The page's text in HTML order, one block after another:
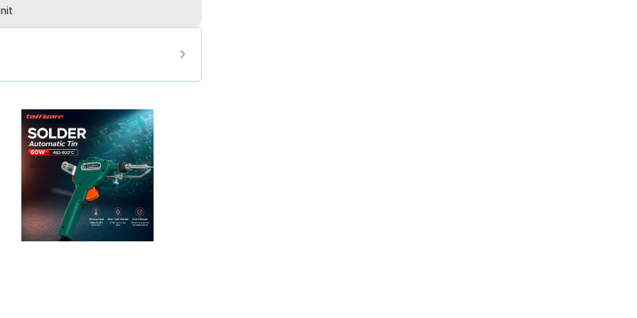
ke catu daya. Namun, solder yang
saklar juga membantu mengontrol
tahan lama. Pada bagian tip
terhadap panas yang baik sehingga
Fitur ini membuat Anda tidak perlu